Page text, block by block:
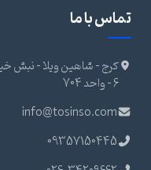
تماس با ما
کرج - شاهین ویلا - نبش
6 - واحد 704
info@tosinso.com
09357150445